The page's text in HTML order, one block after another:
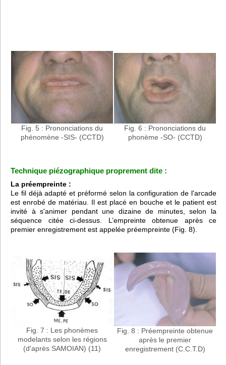
Fig. 5 : Prononciations du
phénomène -SIS- (CCTD)
Fig. 6 : Prononciations du
phonème -SO- (CCTD)
Technique piézographique proprement dite :
La préempreinte :
Le fil déjà adapté et préformé selon la configuration de l'arcade
est enrobé de matériau. Il est placé en bouche et le patient est
invité à s'animer pendant une dizaine de minutes, selon la
séquence citée ci-dessus. L’empreinte obtenue après ce
premier enregistrement est appelée préempreinte (Fig. 8).
Fig. 7 : Les phonèmes
modelants selon les régions
(d'après SAMOIAN) (11)
Fig. 8 : Préempreinte obtenue
après le premier
enregistrement (C.C.T.D)